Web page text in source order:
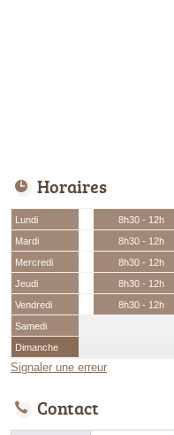
Horaires
Lundi 8h30 - 12h
Mardi
8h30 - 12h
Mercredi
8h30 - 12h
Jeudi
8h30 - 12h
Vendredi
8h30 - 12h
Samedi
Dimanche
Signaler une erreur
Contact